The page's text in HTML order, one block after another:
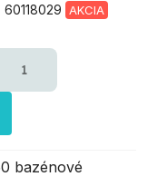
| 60118029 AKCIA
bazénové